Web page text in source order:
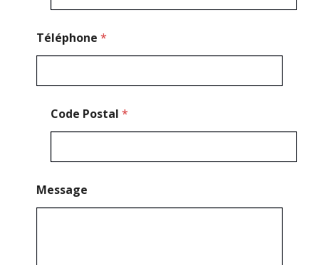
Téléphone *
Code Postal *
Message